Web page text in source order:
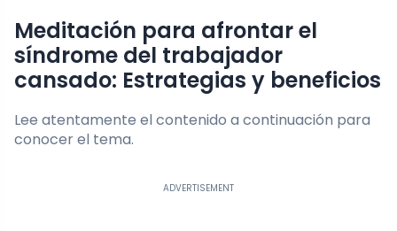
Meditación para afrontar el
síndrome del trabajador
cansado: Estrategias y beneficios
Lee atentamente el contenido a continuación para
conocer el tema.
ADVERTISEMENT